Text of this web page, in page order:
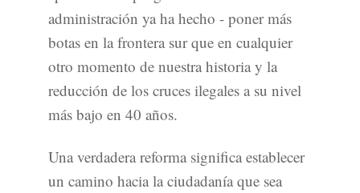
administración ya ha hecho - poner más
botas en la frontera sur que en cualquier
otro momento de nuestra historia y la
reducción de los cruces ilegales a su nivel
más bajo en 40 años.
Una verdadera reforma significa establecer
un camino hacia la ciudadanía que sea